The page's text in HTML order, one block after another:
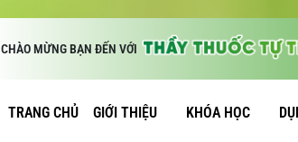
CHÀO MỪNG BẠN ĐẾN VỚI
TRANG CHỦ GIỚI THIỆU KHÓA HỌC